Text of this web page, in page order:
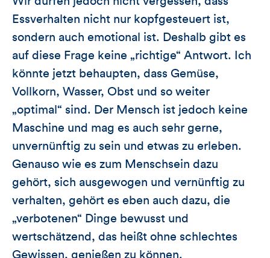
Essverhalten nicht nur kopfgesteuert ist,
sondern auch emotional ist. Deshalb gibt es
auf diese Frage keine „richtige“ Antwort. Ich
könnte jetzt behaupten, dass Gemüse,
Vollkorn, Wasser, Obst und so weiter
„optimal“ sind. Der Mensch ist jedoch keine
Maschine und mag es auch sehr gerne,
unvernünftig zu sein und etwas zu erleben.
Genauso wie es zum Menschsein dazu
gehört, sich ausgewogen und vernünftig zu
verhalten, gehört es eben auch dazu, die
„verbotenen“ Dinge bewusst und
wertschätzend, das heißt ohne schlechtes
Gewissen, genießen zu können.